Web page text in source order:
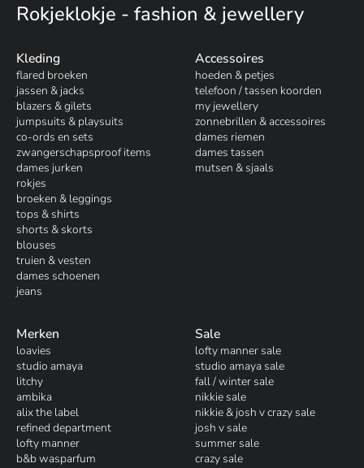
Rokjeklokje - fashion & jewellery
Kleding
flared broeken
jassen & jacks
blazers & gilets
jumpsuits & playsuits
co-ords en sets
zwangerschapsproof items
dames jurken
rokjes
broeken & leggings
tops & shirts
shorts & skorts
blouses
truien & vesten
dames schoenen
jeans
Accessoires
hoeden & petjes
telefoon / tassen koorden
my jewellery
zonnebrillen & accessoires
dames riemen
dames tassen
mutsen & sjaals
Merken
loavies
studio amaya
litchy
ambika
alix the label
refined department
lofty manner
b&b wasparfum
Sale
lofty manner sale
studio amaya sale
fall / winter sale
nikkie sale
nikkie & josh v crazy sale
josh v sale
summer sale
crazy sale